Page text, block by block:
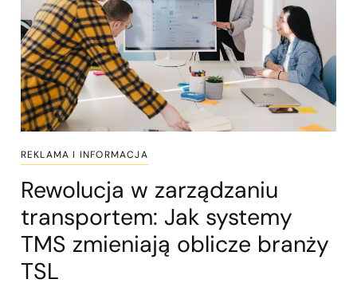
REKLAMA I INFORMACJA
Rewolucja w zarządzaniu
transportem: Jak systemy
TMS zmieniają oblicze branży
TSL